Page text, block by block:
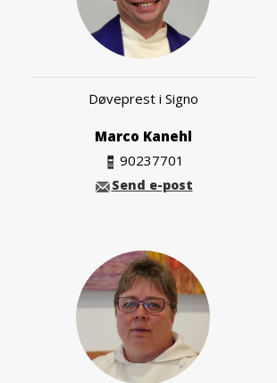
Døveprest i Signo
Marco Kanehl
90237701
Send e-post